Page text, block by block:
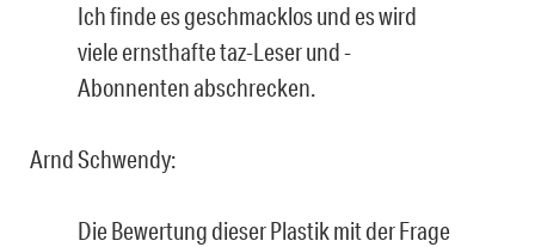
Ich finde es geschmacklos und es wird
viele ernsthafte taz-Leser und -
Abonnenten abschrecken.
Arnd Schwendy:
Die Bewertung dieser Plastik mit der Frage